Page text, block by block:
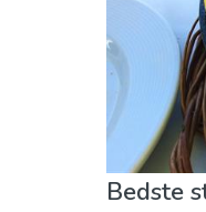
Bedste